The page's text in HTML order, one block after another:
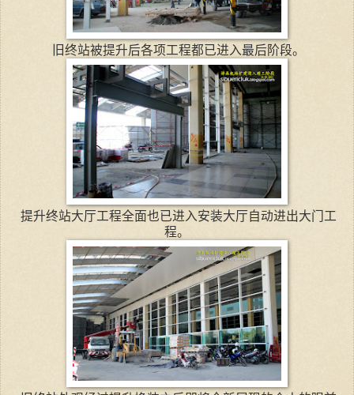
旧终站被提升后各项工程都已进入最后阶段。
提升终站大厅工程全面也已进入安装大厅自动进出大门工
程。